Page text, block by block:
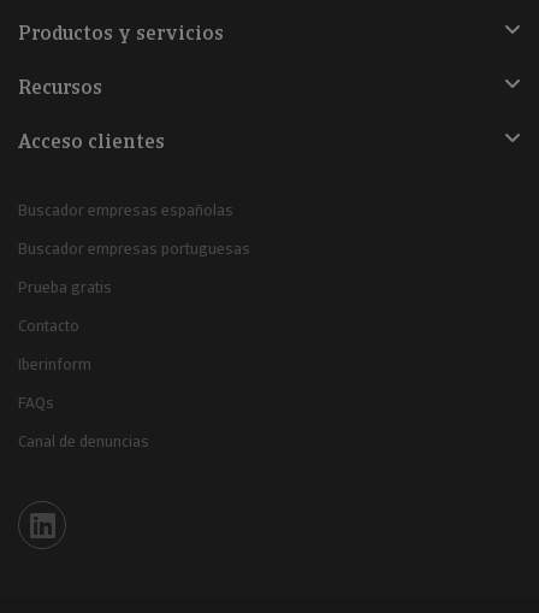
Productos y servicios
Recursos
Acceso clientes
Buscador empresas españolas
Buscador empresas portuguesas
Prueba gratis
Contacto
Iberinform
FAQs
Canal de denuncias
Iberinform en Linkedin